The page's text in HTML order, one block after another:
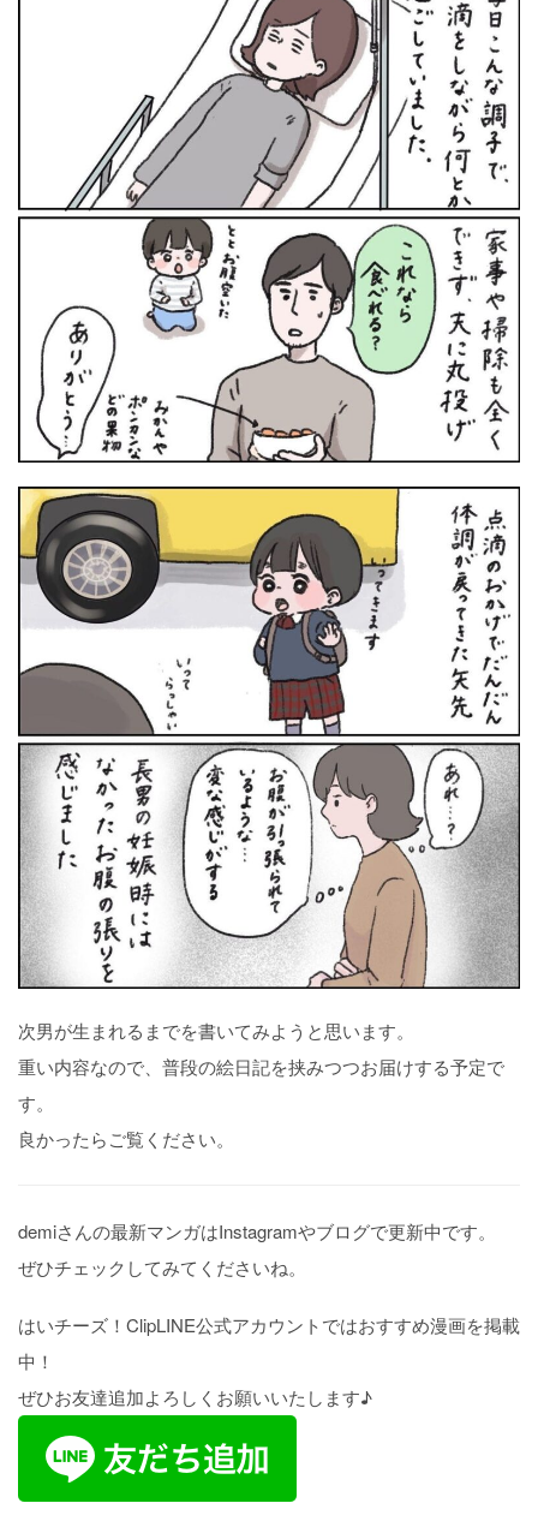
次男が生まれるまでを書いてみようと思います。
重い内容なので、普段の絵日記を挟みつつお届けする予定で
す。
良かったらご覧ください。
demiさんの最新マンガはInstagramやブログで更新中です。
ぜひチェックしてみてくださいね。
はいチーズ！ClipLINE公式アカウントではおすすめ漫画を掲載
中！
ぜひお友達追加よろしくお願いいたします♪